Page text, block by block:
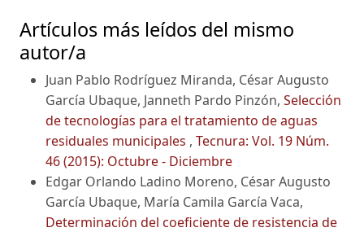
Artículos más leídos del mismo
autor/a
Juan Pablo Rodríguez Miranda, César Augusto
García Ubaque, Janneth Pardo Pinzón, Selección
de tecnologías para el tratamiento de aguas
residuales municipales , Tecnura: Vol. 19 Núm.
46 (2015): Octubre - Diciembre
Edgar Orlando Ladino Moreno, César Augusto
García Ubaque, María Camila García Vaca,
Determinación del coeficiente de resistencia de